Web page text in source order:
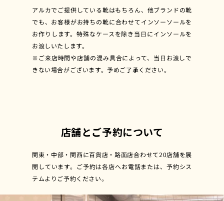
アルカでご提供している靴はもちろん、他ブランドの靴
でも、お客様がお持ちの靴に合わせてインソーソールを
お作りします。特殊なケースを除き当日にインソールを
お渡しいたします。
※ご来店時間や店舗の混み具合によって、当日お渡しで
きない場合がございます。予めご了承ください。
店舗とご予約について
関東・中部・関西に百貨店・路面店合わせて20店舗を展
開しています。ご予約は各店へお電話または、予約シス
テムよりご予約ください。